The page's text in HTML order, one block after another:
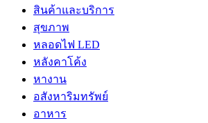
สินค้าและบริการ
สุขภาพ
หลอดไฟ LED
หลังคาโค้ง
หางาน
อสังหาริมทรัพย์
อาหาร